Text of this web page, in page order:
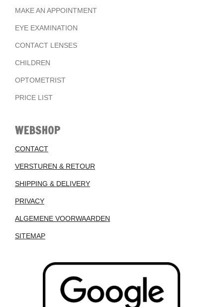
MAKE AN APPOINTMENT
EYE EXAMINATION
CONTACT LENSES
CHILDREN
OPTOMETRIST
PRICE LIST
WEBSHOP
CONTACT
VERSTUREN & RETOUR
SHIPPING & DELIVERY
PRIVACY
ALGEMENE VOORWAARDEN
SITEMAP